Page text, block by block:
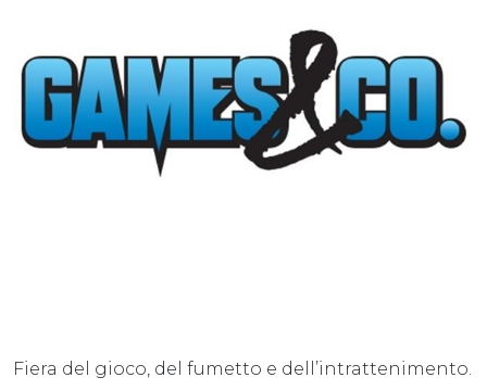
Fiera del gioco, del fumetto e dell’intrattenimento.